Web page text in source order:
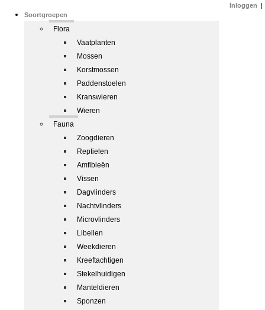
Soortgroepen
Flora
Vaatplanten
Mossen
Korstmossen
Paddenstoelen
Kranswieren
Wieren
Fauna
Zoogdieren
Reptielen
Amfibieën
Vissen
Dagvlinders
Nachtvlinders
Microvlinders
Libellen
Weekdieren
Kreeftachtigen
Stekelhuidigen
Manteldieren
Sponzen
Inloggen |